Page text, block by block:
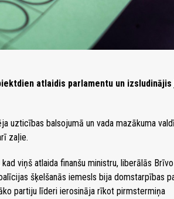
atlaidis parlamentu un izsludinājis
uzticības balsojumā un vada mazākuma
zaļie.
viņš atlaida finanšu ministru, liberālās Brīvo
šķelšanās iemesls bija domstarpības
partiju līderi ierosināja rīkot pirmstermiņa